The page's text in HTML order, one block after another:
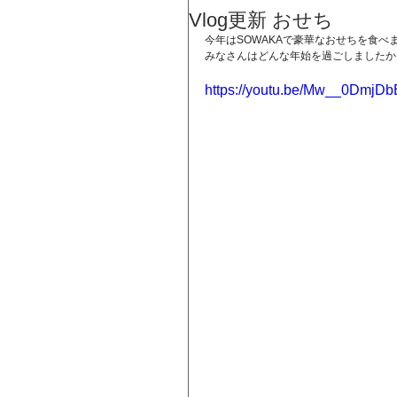
Vlog更新 おせち
今年はSOWAKAで豪華なおせちを食べ
みなさんはどんな年始を過ごしましたか
https://youtu.be/